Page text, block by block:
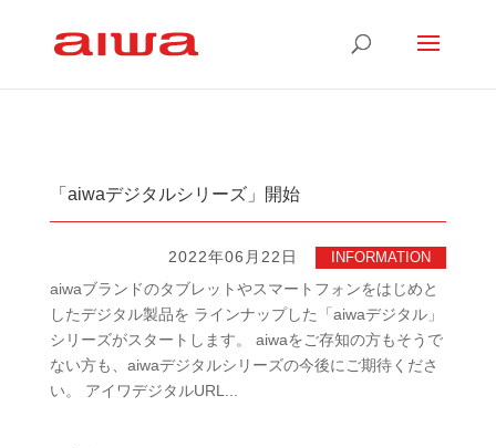
「aiwaデジタルシリーズ」開始
2022年06月22日 INFORMATION
aiwaブランドのタブレットやスマートフォンをはじめと
したデジタル製品を ラインナップした「aiwaデジタル」
シリーズがスタートします。 aiwaをご存知の方もそうで
ない方も、aiwaデジタルシリーズの今後にご期待くださ
い。 アイワデジタルURL...